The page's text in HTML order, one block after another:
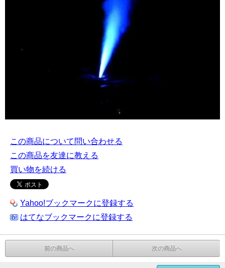
この商品について問い合わせる
この商品を友達に教える
買い物を続ける
Yahoo!ブックマークに登録する
はてなブックマークに登録する
前の商品へ 次の商品へ